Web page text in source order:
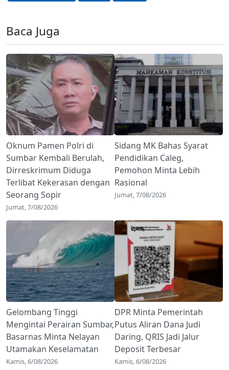
Baca Juga
Oknum Pamen Polri di
Sumbar Kembali Berulah,
Dirreskrimum Diduga
Terlibat Kekerasan dengan
Seorang Sopir
Jumat, 7/08/2026
Sidang MK Bahas Syarat
Pendidikan Caleg,
Pemohon Minta Lebih
Rasional
Jumat, 7/08/2026
Gelombang Tinggi
Mengintai Perairan Sumbar,
Basarnas Minta Nelayan
Utamakan Keselamatan
Kamis, 6/08/2026
DPR Minta Pemerintah
Putus Aliran Dana Judi
Daring, QRIS Jadi Jalur
Deposit Terbesar
Kamis, 6/08/2026